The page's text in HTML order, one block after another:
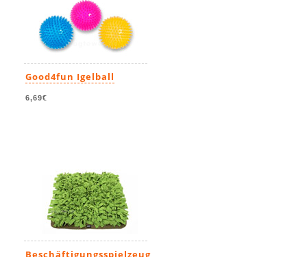
Good4fun Igelball
6,69€
Beschäftigungsspielzeug